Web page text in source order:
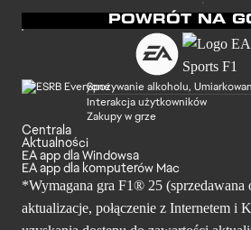
POWRÓT NA
Spożywanie alkoholu,
Interakcja użytkowników
Zakupy w grze
Centrala
Aktualności
EA app dla Windowsa
EA app dla komputerów Mac
*Wymagana gra F1® 25 (sprzedawana
aktualizacje, połączenie z Internetem i